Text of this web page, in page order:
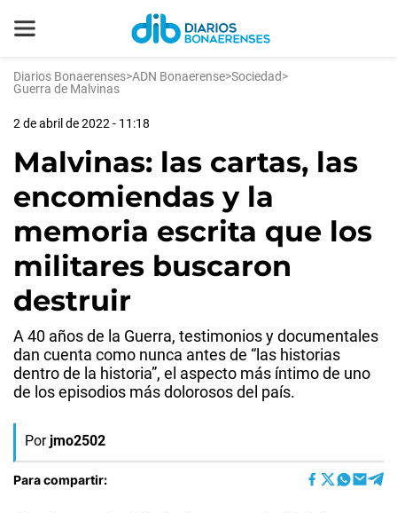
Diarios Bonaerenses>ADN Bonaerense>Sociedad>
Guerra de Malvinas
2 de abril de 2022 - 11:18
Malvinas: las cartas, las
encomiendas y la
memoria escrita que los
militares buscaron
destruir
A 40 años de la Guerra, testimonios y documentales
dan cuenta como nunca antes de “las historias
dentro de la historia”, el aspecto más íntimo de uno
de los episodios más dolorosos del país.
Por jmo2502
Para compartir: